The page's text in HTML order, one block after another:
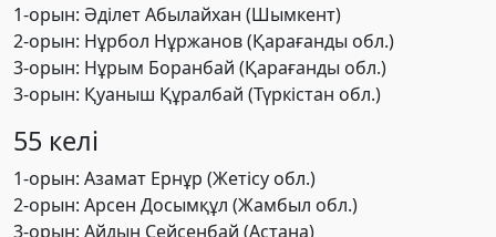
1-орын: Әділет Абылайхан (Шымкент)
2-орын: Нұрбол Нұржанов (Қарағанды обл.)
3-орын: Нұрым Боранбай (Қарағанды обл.)
3-орын: Қуаныш Құралбай (Түркістан обл.)
55 келі
1-орын: Азамат Ернұр (Жетісу обл.)
2-орын: Арсен Досымқұл (Жамбыл обл.)
3-орын: Айдын Сейсенбай (Астана)